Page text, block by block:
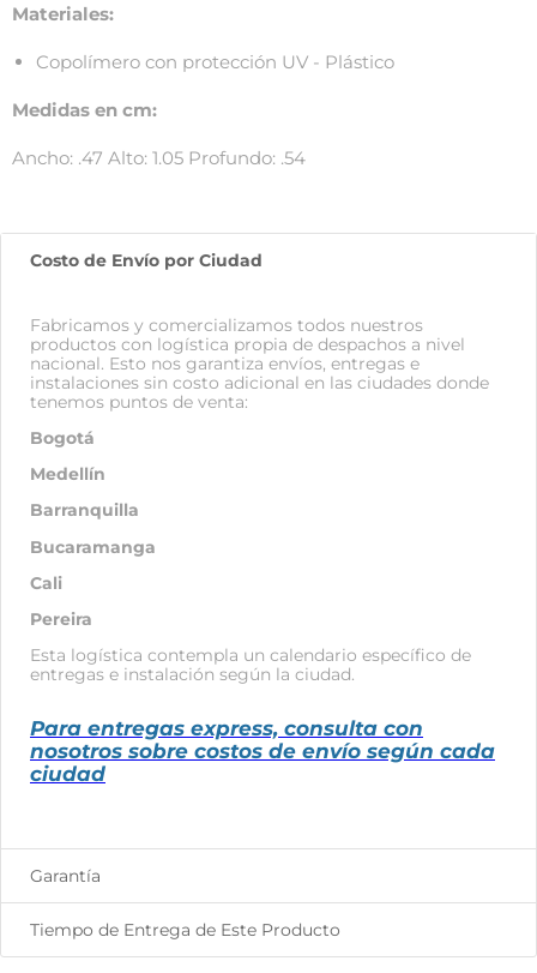
Materiales:
Copolímero con protección UV - Plástico
Medidas en cm:
Ancho: .47 Alto: 1.05 Profundo: .54
Costo de Envío por Ciudad
Fabricamos y comercializamos todos nuestros
productos con logística propia de despachos a nivel
nacional. Esto nos garantiza envíos, entregas e
instalaciones sin costo adicional en las ciudades donde
tenemos puntos de venta:
Bogotá
Medellín
Barranquilla
Bucaramanga
Cali
Pereira
Esta logística contempla un calendario específico de
entregas e instalación según la ciudad.
Para entregas express, consulta con
nosotros sobre costos de envío según cada
ciudad
Garantía
Tiempo de Entrega de Este Producto